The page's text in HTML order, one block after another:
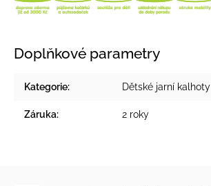
Doplňkové parametry
Kategorie: Dětské jarní kalhoty
Záruka: 2 roky